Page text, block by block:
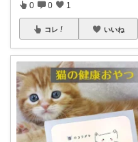
0 0 1
コレ いいね